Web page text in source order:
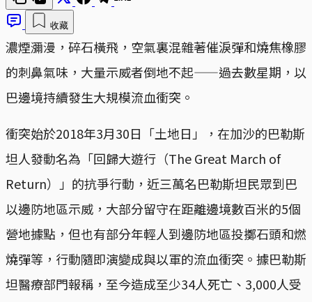
收藏
濃煙瀰漫，碎石橫飛，空氣裏混雜著催淚彈和燒焦橡膠
的刺鼻氣味，大量示威者倒地不起——過去數星期，以
巴邊境持續發生大規模流血衝突。
衝突始於2018年3月30日「土地日」，在加沙的巴勒斯
坦人發動名為「回歸大遊行（The Great March of
Return）」的抗爭行動，近三萬名巴勒斯坦民眾到巴
以邊防地區示威，大部分留守在距離邊境數百米的5個
營地據點，但也有部分年輕人到邊防地區投擲石頭和燃
燒彈等，行動隨即演變成與以軍的流血衝突。據巴勒斯
坦醫療部門報稱，至今造成至少34人死亡、3,000人受